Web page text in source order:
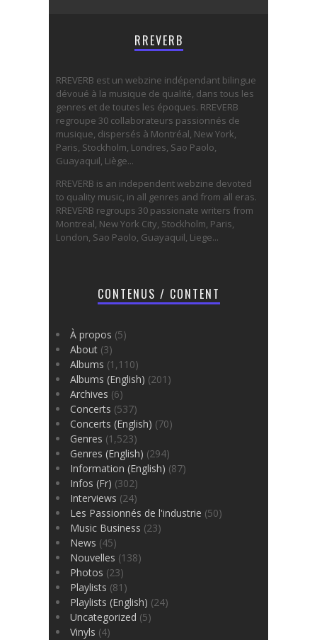
RREVERB
RREVERB est un webzine indépendant bilingue
dévoué à la musique de qualité, dans tous les
genres et de toutes les époques. RREVERB
regroupe 30 collaborateurs passionnés de
musique, dispersés à Montréal, New York,
Paris, Stockholm, Londres, Sao Paolo,
Guayaquil, Liège...
RREVERB is an independent webzine devoted
to quality music, in all genres and from all eras.
RREVERB regroups 30 passionate writers from
Montreal, New York City, Stockholm, Paris,
London, Sao Paolo, Guayaquil, Liege...
CONTENUS / CONTENT
À propos (5)
About (3)
Albums (1,110)
Albums (English) (201)
Archives (6)
Concerts (537)
Concerts (English) (70)
Genres (1,523)
Genres (English) (294)
Information (English) (87)
Infos (Fr) (302)
Interviews (24)
Les Passionnés de l'industrie (50)
Music Business (23)
News (45)
Nouvelles (138)
Photos (23)
Playlists (81)
Playlists (English) (24)
Uncategorized (5)
Vinyls (4)